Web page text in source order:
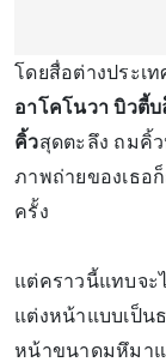
โดยสื่อต่างประเท
อาโคโนวา บิวตี้บ
คิ้วสุดตะลึง ถมคิ้
ภาพถ่ายของเธอ
ครั้ง
แต่คราวนี้แทบจะ
แต่งหน้าแบบเป็น
หน้าขนาดมหึมาแ